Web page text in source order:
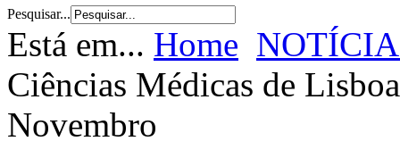
Pesquisar...
Está em... Home
Ciências Médicas de
Novembro